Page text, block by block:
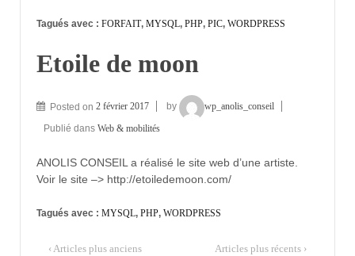
Tagués avec : FORFAIT, MYSQL, PHP, PIC, WORDPRESS
Etoile de moon
Posted on 2 février 2017 by
wp_anolis_conseil
Publié dans Web & mobilités
ANOLIS CONSEIL a réalisé le site web d’une artiste.
Voir le site –> http://etoiledemoon.com/
Tagués avec : MYSQL, PHP, WORDPRESS
‹ Articles plus anciens Articles plus récents ›